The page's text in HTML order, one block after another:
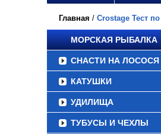
Главная / Crostage Тест
МОРСКАЯ РЫБАЛКА
СНАСТИ НА ЛОСОСЯ
КАТУШКИ
УДИЛИЩА
ТУБУСЫ И ЧЕХЛЫ